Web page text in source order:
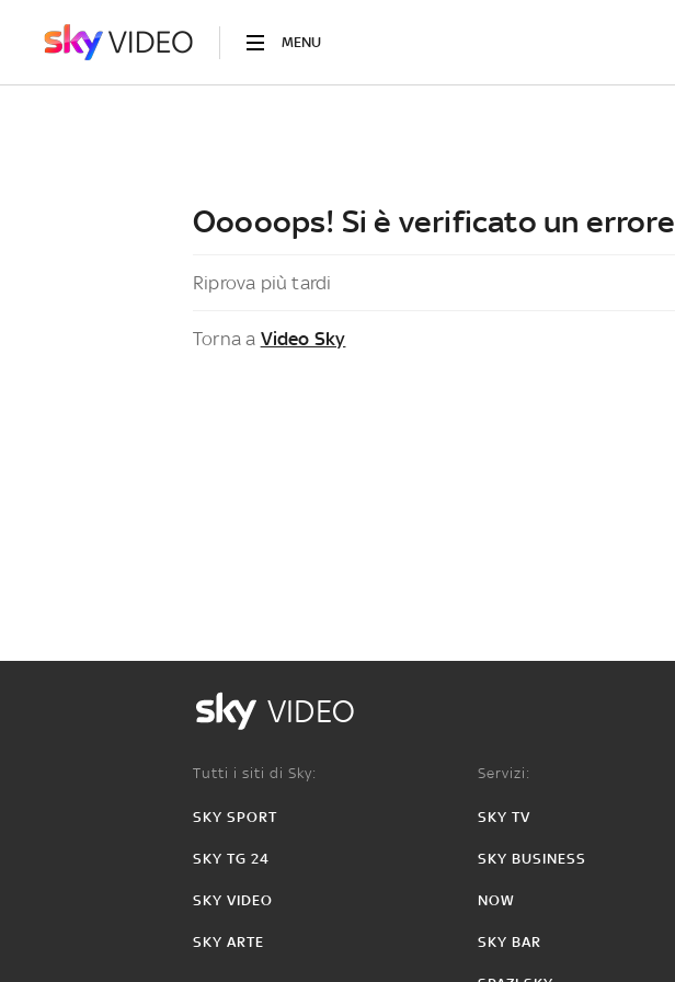
MENU
Ooooops! Si è verificato un errore
Riprova più tardi
Torna a Video Sky
VIDEO
Tutti i siti di Sky:
SKY SPORT
SKY TG 24
SKY VIDEO
SKY ARTE
Servizi:
SKY TV
SKY BUSINESS
NOW
SKY BAR